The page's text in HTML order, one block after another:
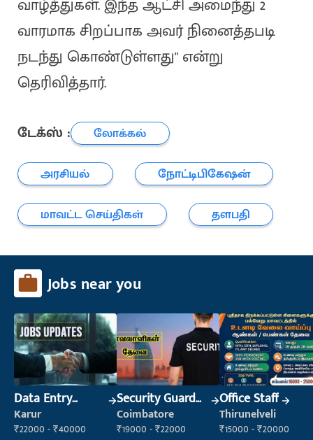
வாழ்த்துகள். இந்த ஆட்சி அமைந்து 2
வாரமாக சிறப்பாக அவர் நினைத்தபடி
நடந்து கொண்டுள்ளது" என்று
தெரிவித்தார்.
டேக்ஸ் :
லோக்கல்
அரசியல்
நோட்டிபிகேஷன்
மாவட்ட செய்திகள்
தளபதி
Jobs near you
Data Entry
Operator
Karur
₹22000 - ₹40000
Security Guard
(Security)
Coimbatore
₹19000 - ₹22000
Office Staff
Thirunelveli
₹15000 - ₹20000